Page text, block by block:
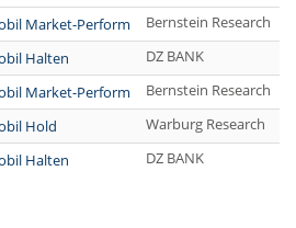
Market-Perform
Bernstein Research
Halten
DZ BANK
Market-Perform
Bernstein Research
Hold
Warburg Research
Halten DZ BANK